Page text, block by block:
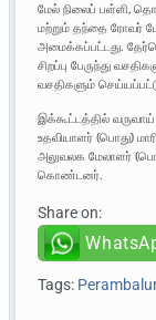
மேல் நிலைப் பள்ளி,
மற்றும் தந்தை ரோவர்
அமைக்கப்பட்டது.
சிறப்பு பேருந்து
வசதிகளும்
இக்கூட்டத்தில்
உதவியாளர் (பொது)
அலுவலக மேலாளர்
கொண்டனர்.
Share on:
Tags: